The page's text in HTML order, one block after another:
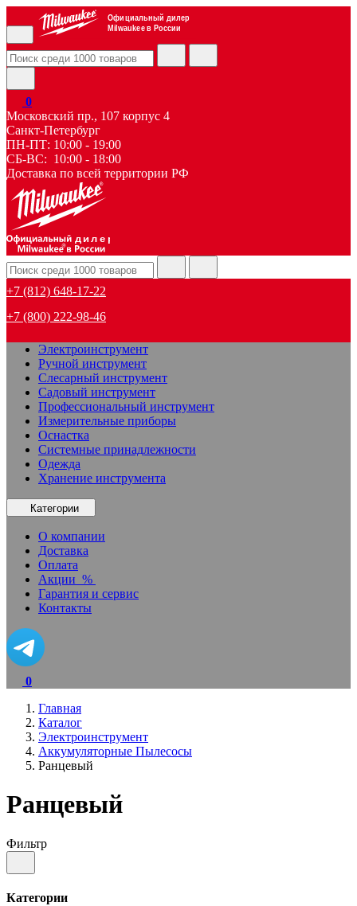
Официальный дилер
Milwaukee в России
0
Московский пр., 107 корпус 4
Санкт-Петербург
ПН-ПТ: 10:00 - 19:00
СБ-ВС: 10:00 - 18:00
Доставка по всей территории РФ
дилер
+7 (812) 648-17-22
+7 (800) 222-98-46
Электроинструмент
Ручной инструмент
Слесарный инструмент
Садовый инструмент
Профессиональный инструмент
Измерительные приборы
Оснастка
Системные принадлежности
Одежда
Хранение инструмента
Категории
О компании
Доставка
Оплата
Акции %
Гарантия и сервис
Контакты
0
Главная
Каталог
Электроинструмент
Аккумуляторные Пылесосы
Ранцевый
Ранцевый
Фильтр
Категории